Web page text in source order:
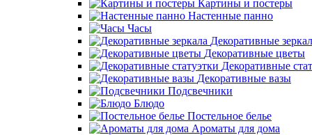
Картины и постеры
Настенные панно
Часы
Декоративные
Декоративные цветы
Декоративные
Декоративные вазы
Подсвечники
Блюдо
Постельное белье
Ароматы для дома